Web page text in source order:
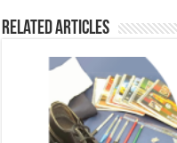
Related Articles